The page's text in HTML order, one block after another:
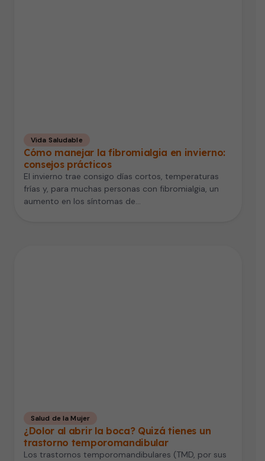
Vida Saludable
Cómo manejar la fibromialgia en invierno:
consejos prácticos
El invierno trae consigo días cortos, temperaturas
frías y, para muchas personas con fibromialgia, un
aumento en los síntomas de…
Salud de la Mujer
¿Dolor al abrir la boca? Quizá tienes un
trastorno temporomandibular
Los trastornos temporomandibulares (TMD, por sus